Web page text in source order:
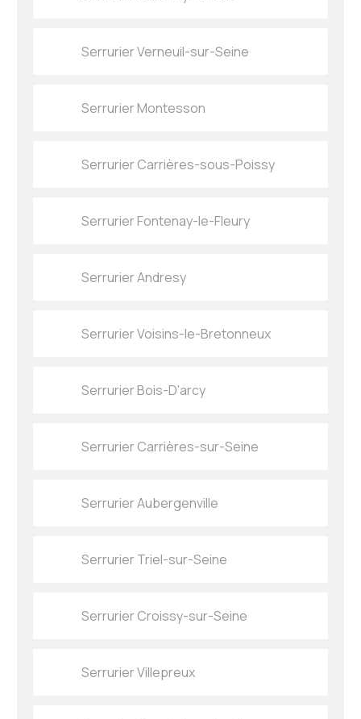
Serrurier Verneuil-sur-Seine
Serrurier Montesson
Serrurier Carrières-sous-Poissy
Serrurier Fontenay-le-Fleury
Serrurier Andresy
Serrurier Voisins-le-Bretonneux
Serrurier Bois-D'arcy
Serrurier Carrières-sur-Seine
Serrurier Aubergenville
Serrurier Triel-sur-Seine
Serrurier Croissy-sur-Seine
Serrurier Villepreux